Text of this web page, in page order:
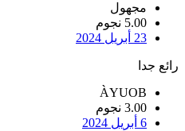
مجهول
5.00 نجوم
23 أبريل 2024
رائع جدا
ÀYUOB
3.00 نجوم
6 أبريل 2024